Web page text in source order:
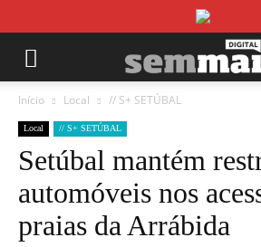
Início Local // S+ SETÚBAL
Local // S+ SETÚBAL
Setúbal mantém
automóveis nos
praias da Arrábida